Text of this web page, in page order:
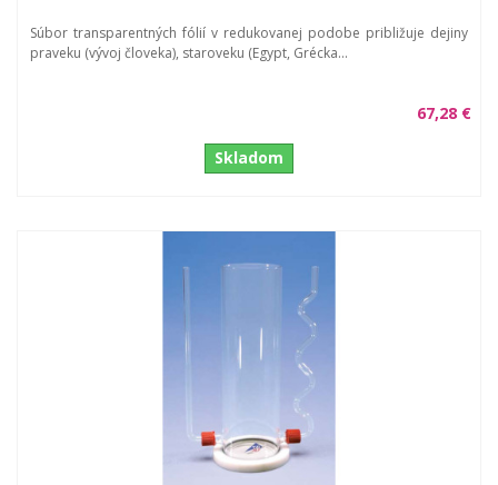
Súbor transparentných fólií v redukovanej podobe približuje dejiny
praveku (vývoj človeka), staroveku (Egypt, Grécka...
67,28 €
Skladom